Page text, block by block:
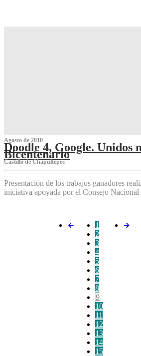
Agosto de 2010
Doodle 4, Google. Unidos
Bicentenario
Castillo de Chapultepec
Presentación de los trabajos ganadores
iniciativa apoyada por el Consejo
1
2
3
4
5
6
7
8
9
10
11
12
13
14
15